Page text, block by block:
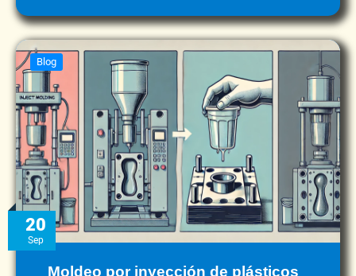
20
Sep
Blog
Moldeo por inyección de plásticos